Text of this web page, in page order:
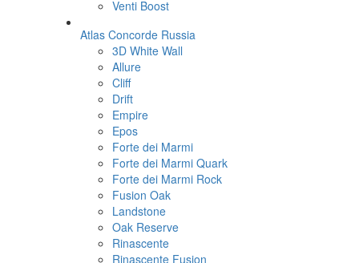
Venti Boost
Atlas Concorde Russia
3D White Wall
Allure
Cliff
Drift
Empire
Epos
Forte dei Marmi
Forte dei Marmi Quark
Forte dei Marmi Rock
Fusion Oak
Landstone
Oak Reserve
Rinascente
Rinascente Fusion